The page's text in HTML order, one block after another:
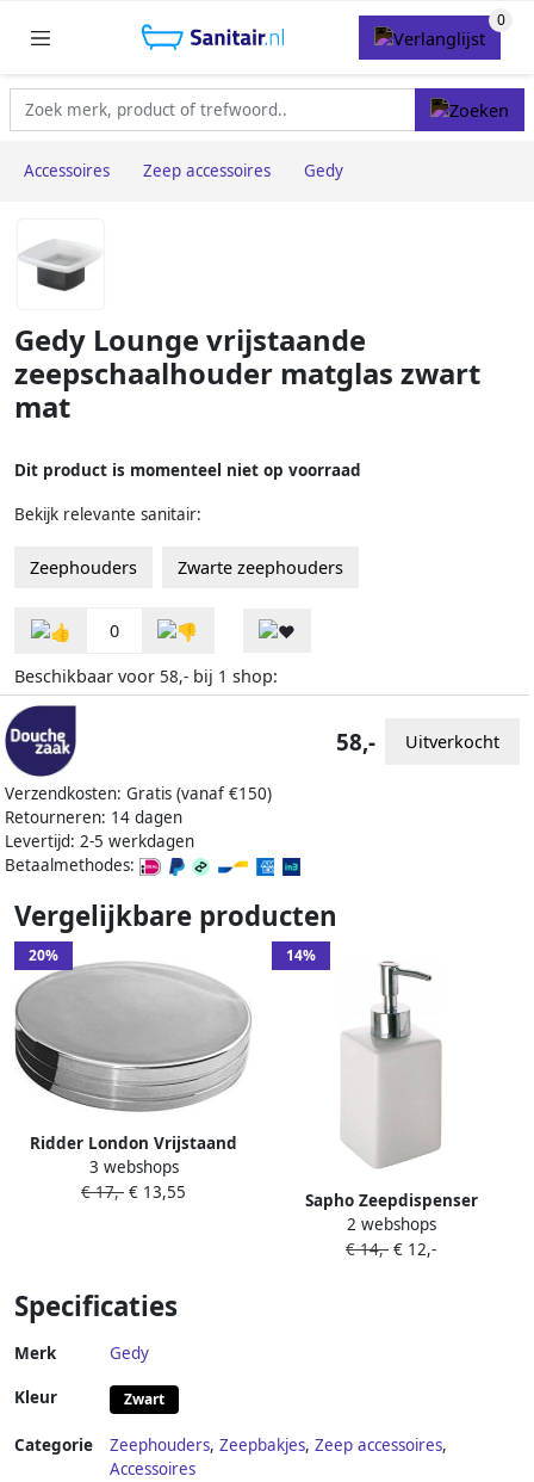
Accessoires Zeep accessoires Gedy
Gedy Lounge vrijstaande
zeepschaalhouder matglas zwart
mat
Dit product is momenteel niet op voorraad
Bekijk relevante sanitair:
Zeephouders Zwarte zeephouders
0
Beschikbaar voor 58,- bij 1 shop:
Verzendkosten: Gratis (vanaf €150)
Retourneren: 14 dagen
Levertijd: 2-5 werkdagen
Betaalmethodes:
58,- Uitverkocht
Vergelijkbare producten
20%
Ridder London Vrijstaand
zeepbakje gepolijst roestvrij
staal
3 webshops
€ 17,- € 13,55
14%
Sapho Zeepdispenser
Verbena Vrijstaand 16.5x6.5
cm Keramiek Wit
2 webshops
€ 14,- € 12,-
Specificaties
Merk Gedy
Kleur Zwart
Categorie Zeephouders, Zeepbakjes, Zeep accessoires,
Accessoires